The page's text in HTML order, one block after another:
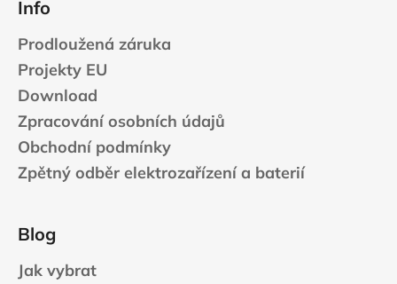
Info
Prodloužená záruka
Projekty EU
Download
Zpracování osobních údajů
Obchodní podmínky
Zpětný odběr elektrozařízení a baterií
Blog
Jak vybrat